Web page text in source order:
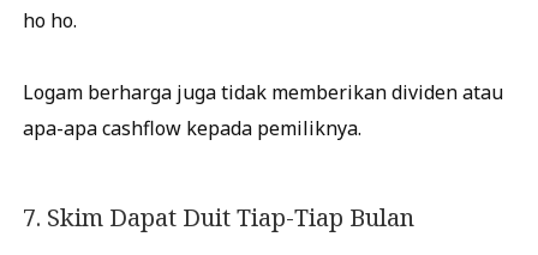
ho ho.
Logam berharga juga tidak memberikan dividen atau
apa-apa cashflow kepada pemiliknya.
7. Skim Dapat Duit Tiap-Tiap Bulan